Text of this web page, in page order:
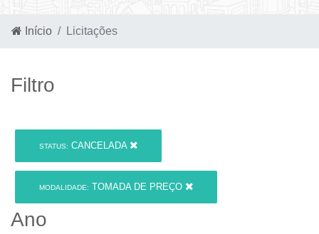
Início Licitações
Filtro
STATUS: CANCELADA
MODALIDADE: TOMADA DE PREÇO
Ano